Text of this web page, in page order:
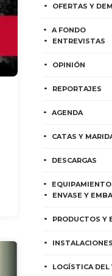
OFERTAS Y
A FONDO
ENTREVISTAS
OPINIÓN
REPORTAJES
AGENDA
CATAS Y
DESCARGAS
EQUIPAMIENTO
ENVASE Y
PRODUCTOS Y
LOGÍSTICA DEL